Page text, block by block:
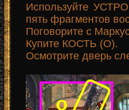
Используйте
пять фрагментов
Поговорите с
Купите КОСТЬ (O).
Осмотрите дверь